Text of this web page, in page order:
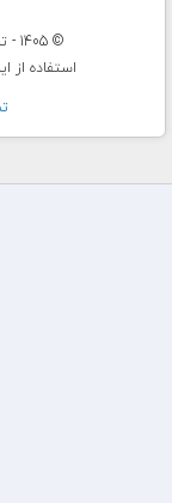
© 1405 - تمامی حقوق برای میهن طرح محفوظ است.
استفاده از